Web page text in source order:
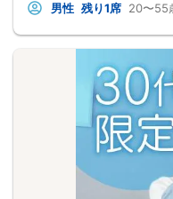
男性 残り1席 20〜55